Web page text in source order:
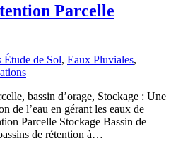
Parcelle
Étude de Sol, Eaux Pluviales,
bassin d’orage, Stockage : Une
de l’eau en gérant les eaux de
Parcelle Stockage Bassin de
de rétention à…